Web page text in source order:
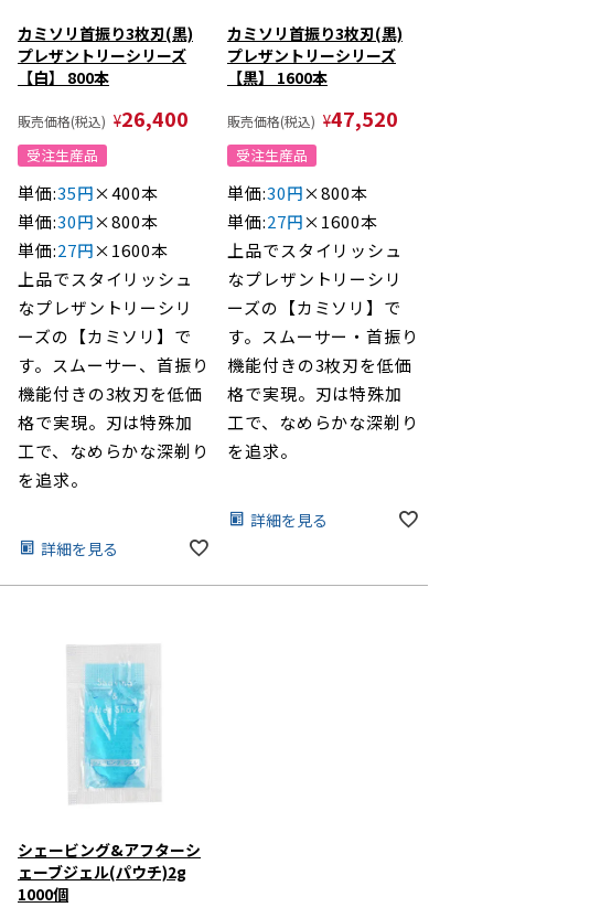
カミソリ首振り3枚刃(黒)
プレザントリーシリーズ
【白】 800本
販売価格(税込) ¥26,400
受注生産品
単価:35円×400本
単価:30円×800本
単価:27円×1600本
上品でスタイリッシュ
なプレザントリーシリ
ーズの【カミソリ】で
す。スムーサー、首振り
機能付きの3枚刃を低価
格で実現。刃は特殊加
工で、なめらかな深剃り
を追求。
詳細を見る
カミソリ首振り3枚刃(黒)
プレザントリーシリーズ
【黒】 1600本
販売価格(税込) ¥47,520
受注生産品
単価:30円×800本
単価:27円×1600本
上品でスタイリッシュ
なプレザントリーシリ
ーズの【カミソリ】で
す。スムーサー・首振り
機能付きの3枚刃を低価
格で実現。刃は特殊加
工で、なめらかな深剃り
を追求。
詳細を見る
シェービング&アフターシ
ェーブジェル(パウチ)2g
1000個